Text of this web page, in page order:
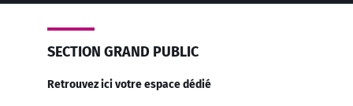
SECTION GRAND PUBLIC
Retrouvez ici votre espace dédié